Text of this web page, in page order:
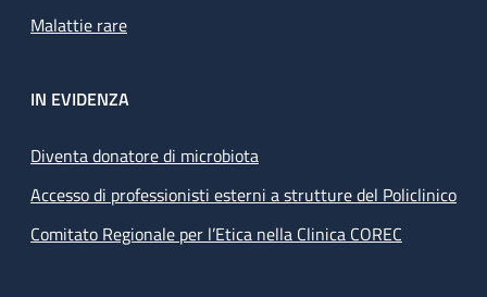
Malattie rare
IN EVIDENZA
Diventa donatore di microbiota
Accesso di professionisti esterni a strutture del Policlinico
Comitato Regionale per l’Etica nella Clinica COREC